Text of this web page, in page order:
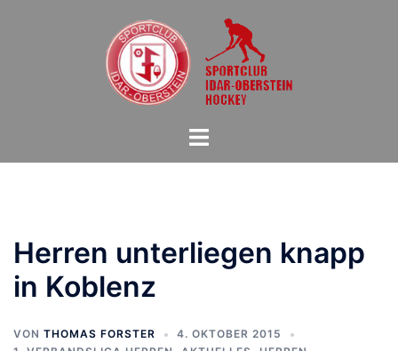
Menü
Herren unterliegen knapp
in Koblenz
VON THOMAS FORSTER
4. OKTOBER 2015